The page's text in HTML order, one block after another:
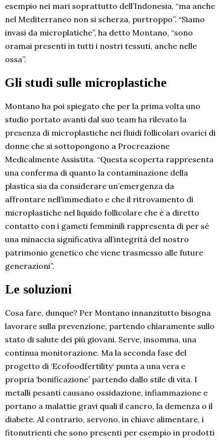
esempio nei mari soprattutto dell’Indonesia, “ma anche
nel Mediterraneo non si scherza, purtroppo”. “Siamo
invasi da microplatiche”, ha detto Montano, “sono
oramai presenti in tutti i nostri tessuti, anche nelle
ossa”.
Gli studi sulle microplastiche
Montano ha poi spiegato che per la prima volta uno
studio portato avanti dal suo team ha rilevato la
presenza di microplastiche nei fluidi follicolari ovarici di
donne che si sottopongono a Procreazione
Medicalmente Assistita. “Questa scoperta rappresenta
una conferma di quanto la contaminazione della
plastica sia da considerare un’emergenza da
affrontare nell’immediato e che il ritrovamento di
microplastiche nel liquido follicolare che è a diretto
contatto con i gameti femminili rappresenta di per sé
una minaccia significativa all’integrità del nostro
patrimonio genetico che viene trasmesso alle future
generazioni”.
Le soluzioni
Cosa fare, dunque? Per Montano innanzitutto bisogna
lavorare sulla prevenzione, partendo chiaramente sullo
stato di salute dei più giovani. Serve, insomma, una
continua monitorazione. Ma la seconda fase del
progetto di ‘Ecofoodfertility‘ punta a una vera e
propria ‘bonificazione’ partendo dallo stile di vita. I
metalli pesanti causano ossidazione, infiammazione e
portano a malattie gravi quali il cancro, la demenza o il
diabete. Al contrario, servono, in chiave alimentare, i
fitonutrienti che sono presenti per esempio in prodotti